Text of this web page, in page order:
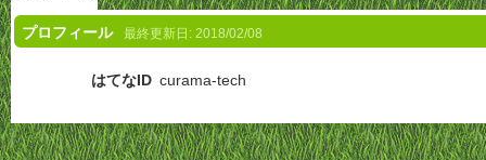
プロフィール 最終更新日: 2018/02/08
はてなID curama-tech